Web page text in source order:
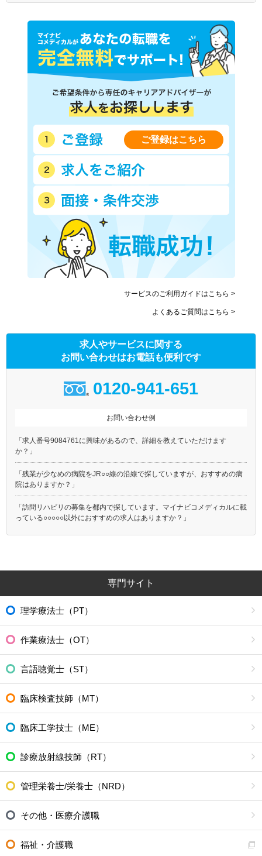
小田急多摩線
東急東横線
東急目黒線
東急田園都市線
こどもの国線
京急本線
京急大師線
京急逗子線
京急久里浜線
相模鉄道本線
相模鉄道いずみ野線
横浜高速鉄道みなとみらい線
横浜市営地下鉄グリーンライ
横浜市営地下鉄ブルーライン
(あざみ野－湘南台)
横浜新都市交通金沢シーサイ
江ノ島電鉄
湘南モノレール江の島線
箱根登山鉄道
伊豆箱根鉄道大雄山線
ＪＲ上野東京ライン
箱根ロープウェイ
相鉄新横浜線
東急新横浜線
ご登録はこちら
サービスのご利用ガイドはこちら >
よくあるご質問はこちら >
求人やサービスに関する
お問い合わせはお電話も便利です
0120-941-651
お問い合わせ例
「求人番号9084761に興味があるので、詳細を教えていただけます
か？」
「残業が少なめの病院をJR○○線の沿線で探していますが、おすすめの病
院はありますか？」
「訪問リハビリの募集を都内で探しています。マイナビコメディカルに載
っている○○○○○以外におすすめの求人はありますか？」
専門サイト
理学療法士（PT）
作業療法士（OT）
言語聴覚士（ST）
臨床検査技師（MT）
臨床工学技士（ME）
診療放射線技師（RT）
管理栄養士/栄養士（NRD）
その他・医療介護職
福祉・介護職